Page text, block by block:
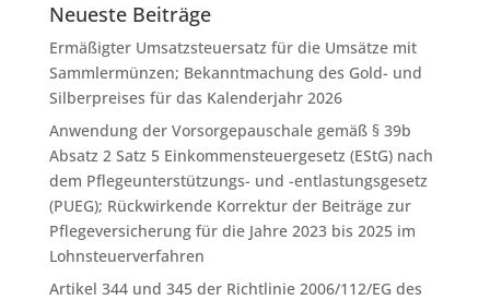
Neueste Beiträge
Ermäßigter Umsatzsteuersatz für die Umsätze mit
Sammlermünzen; Bekanntmachung des Gold- und
Silberpreises für das Kalenderjahr 2026
Anwendung der Vorsorgepauschale gemäß § 39b
Absatz 2 Satz 5 Einkommensteuergesetz (EStG) nach
dem Pflegeunterstützungs- und -entlastungsgesetz
(PUEG); Rückwirkende Korrektur der Beiträge zur
Pflegeversicherung für die Jahre 2023 bis 2025 im
Lohnsteuerverfahren
Artikel 344 und 345 der Richtlinie 2006/112/EG des